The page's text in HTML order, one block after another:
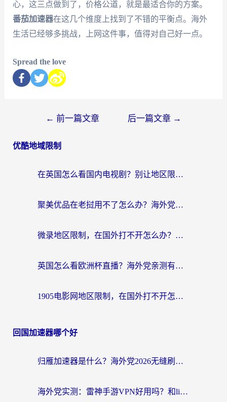
心，这三点做到了，价格公道，就是最适合你的方案。
番茄加速器在这几个维度上找到了不错的平衡点。海外
生活已经够多挑战，上网这件事，值得对自己好一点。
Spread the love
← 前一篇文章 后一篇文章 →
优酷地域限制
在英国怎么看国内电视剧？别让地区限制断了你的追剧节奏
聚美优品在老挝用不了怎么办？海外党必看的回国加速全攻略
微录地区限制，在国外打不开怎么办？海外党亲测有效的解决指南
英国怎么看欧洲杯直播？海外党亲测有效的回国加速解决方案
1905电影网地区限制，在国外打不开怎么办？海外党亲测有效的解决指南
回国加速器哪个好
归雁加速器是什么？海外党2026无缝刷剧玩国服的实用指南
海外党实测：雷神手游VPN好用吗？和lightVPN对比哪个回国效果更好？附真实体验+避坑指南